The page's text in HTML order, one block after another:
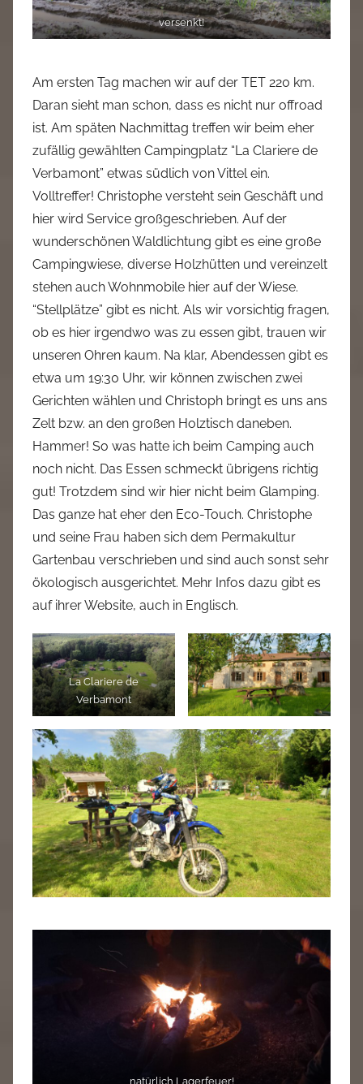
versenkt!
Am ersten Tag machen wir auf der TET 220 km.
Daran sieht man schon, dass es nicht nur offroad
ist. Am späten Nachmittag treffen wir beim eher
zufällig gewählten Campingplatz “La Clariere de
Verbamont” etwas südlich von Vittel ein.
Volltreffer! Christophe versteht sein Geschäft und
hier wird Service großgeschrieben. Auf der
wunderschönen Waldlichtung gibt es eine große
Campingwiese, diverse Holzhütten und vereinzelt
stehen auch Wohnmobile hier auf der Wiese.
“Stellplätze” gibt es nicht. Als wir vorsichtig fragen,
ob es hier irgendwo was zu essen gibt, trauen wir
unseren Ohren kaum. Na klar, Abendessen gibt es
etwa um 19:30 Uhr, wir können zwischen zwei
Gerichten wählen und Christoph bringt es uns ans
Zelt bzw. an den großen Holztisch daneben.
Hammer! So was hatte ich beim Camping auch
noch nicht. Das Essen schmeckt übrigens richtig
gut! Trotzdem sind wir hier nicht beim Glamping.
Das ganze hat eher den Eco-Touch. Christophe
und seine Frau haben sich dem Permakultur
Gartenbau verschrieben und sind auch sonst sehr
ökologisch ausgerichtet. Mehr Infos dazu gibt es
auf ihrer Website, auch in Englisch.
La Clariere de
Verbamont
natürlich Lagerfeuer!